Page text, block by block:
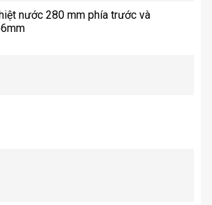
nước 280 mm phía trước và